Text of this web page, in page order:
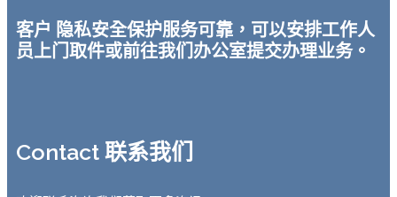
客户 隐私安全保护服务可靠，可以安排工作人
员上门取件或前往我们办公室提交办理业务。
Contact 联系我们